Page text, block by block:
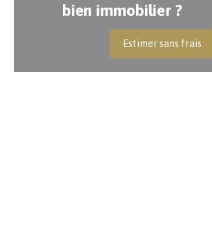
bien immobilier ?
Estimer sans frais